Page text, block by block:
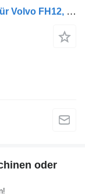
Volvo FH (01.05-) 20493926 Kotflügel für Volvo FH12, FH16, NH12, FH, VNL780 (1993-2014) LKW
oder